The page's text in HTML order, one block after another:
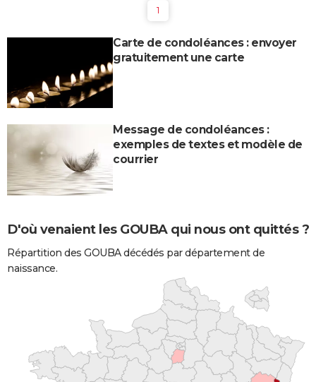
1
Carte de condoléances : envoyer
gratuitement une carte
Message de condoléances :
exemples de textes et modèle de
courrier
D'où venaient les GOUBA qui nous ont quittés ?
Répartition des GOUBA décédés par département de
naissance.